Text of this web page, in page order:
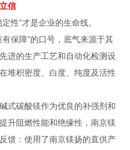
信
性”才是企业的生命线。
保障”的口号，底气来源于其
进的生产工艺和自动化检测设
堆积密度、白度、纯度及活性
式碳酸镁作为优良的补强剂和
升阻燃性能和绝缘性，南京镁
馈：使用了南京镁扬的直供产